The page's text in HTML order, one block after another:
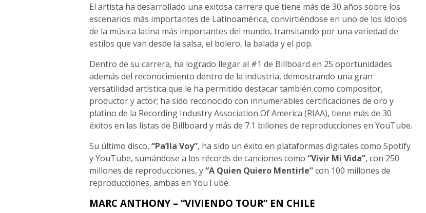
El artista ha desarrollado una exitosa carrera que tiene más de 30 años sobre los
escenarios más importantes de Latinoamérica, convirtiéndose en uno de los ídolos
de la música latina más importantes del mundo, transitando por una variedad de
estilos que van desde la salsa, el bolero, la balada y el pop.
Dentro de su carrera, ha logrado llegar al #1 de Billboard en 25 oportunidades
además del reconocimiento dentro de la industria, demostrando una gran
versatilidad artística que le ha permitido destacar también como compositor,
productor y actor; ha sido reconocido con innumerables certificaciones de oro y
platino de la Recording Industry Association Of America (RIAA), tiene más de 30
éxitos en las listas de Billboard y más de 7.1 billones de reproducciones en YouTube.
Su último disco, “Pa’lla Voy”, ha sido un éxito en plataformas digitales como Spotify
y YouTube, sumándose a los récords de canciones como “Vivir Mi Vida”, con 250
millones de reproducciones, y“A Quien Quiero Mentirle”con 100 millones de
reproducciones, ambas en YouTube.
MARC ANTHONY – “VIVIENDO TOUR” EN CHILE